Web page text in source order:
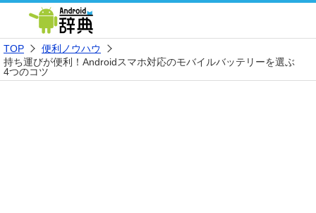
TOP
便利ノウハウ
持ち運びが便利！Androidスマホ対応のモバイルバッテリーを選ぶ
4つのコツ